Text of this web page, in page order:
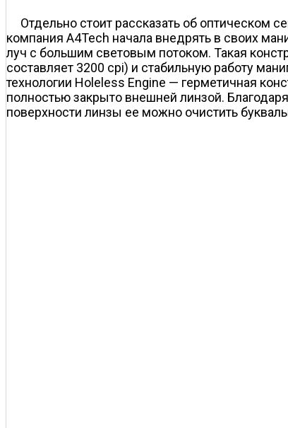
Отдельно стоит рассказать об оптическом
компания A4Tech начала внедрять в своих
луч с большим световым потоком. Такая
составляет 3200 cpi) и стабильную работу
технологии Holeless Engine — герметичная
полностью закрыто внешней линзой.
поверхности линзы ее можно очистить